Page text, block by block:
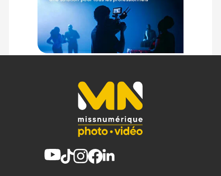
CONTENU DU CARTON
1x Câble de données USB-C en spirale
1x Manuel d'utilisation
1x Carte de garantie
Offre valable jusqu'au 07-08-2026 inclus.
coudé 35cm à 145cm - Câble USB - Achat et Prix :
(1) Nombre de points Fidélité estimés, hors remises au panier, basé
sur le prix TTC en €, les points seront effectivement calculés dans le